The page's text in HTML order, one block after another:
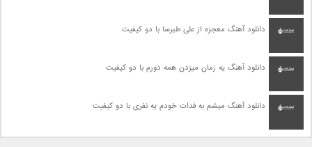
دانلود آهنگ معجزه از علی طبرسا با دو کیفیت
دانلود آهنگ یه زمان میزدن همه دورم با دو کیفیت
دانلود آهنگ میشم به فدات خودم یه نفری با دو کیفیت